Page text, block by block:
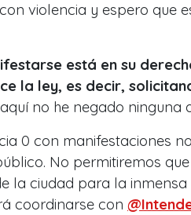
violencia y espero que
está en su
la ley, es decir,
no he negado ninguna
0 con manifestaciones
No permitiremos
la ciudad para la inmensa
coordinarse con